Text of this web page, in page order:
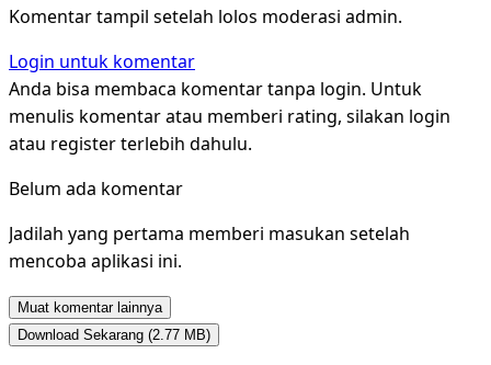
Komentar tampil setelah lolos moderasi admin.
Login untuk komentar
Anda bisa membaca komentar tanpa login. Untuk
menulis komentar atau memberi rating, silakan login
atau register terlebih dahulu.
Belum ada komentar
Jadilah yang pertama memberi masukan setelah
mencoba aplikasi ini.
Muat komentar lainnya
Download Sekarang (2.77 MB)